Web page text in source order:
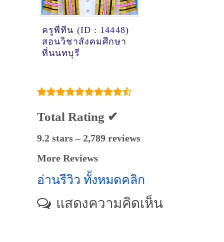
ครูพี่ทีน (ID : 14448)
สอนวิชาสังคมศึกษา
ที่นนทบุรี
Total Rating ✔
9.2 stars – 2,789 reviews
More Reviews
อ่านรีวิว ทั้งหมดคลิก
แสดงความคิดเห็น